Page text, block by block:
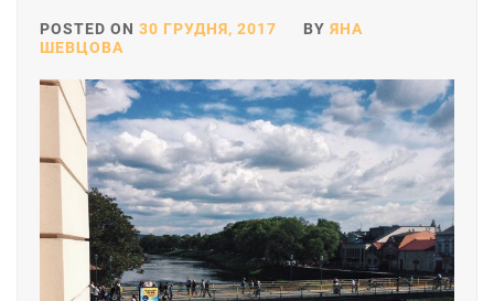
POSTED ON 30 ГРУДНЯ, 2017 BY ЯНА
ШЕВЦОВА